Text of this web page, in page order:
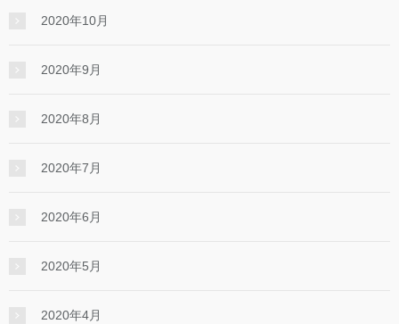
2020年10月
2020年9月
2020年8月
2020年7月
2020年6月
2020年5月
2020年4月